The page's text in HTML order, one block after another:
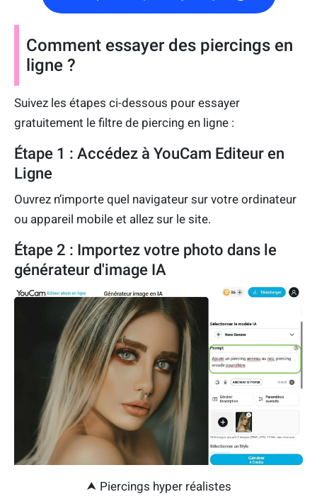
Comment essayer des piercings en
ligne ?
Suivez les étapes ci-dessous pour essayer
gratuitement le filtre de piercing en ligne :
Étape 1 : Accédez à YouCam Editeur en
Ligne
Ouvrez n’importe quel navigateur sur votre ordinateur
ou appareil mobile et allez sur le site.
Étape 2 : Importez votre photo dans le
générateur d'image IA
⮝ Piercings hyper réalistes